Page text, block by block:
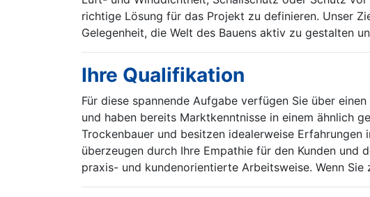
richtige Lösung für das Projekt zu definieren. Unser
Gelegenheit, die Welt des Bauens aktiv zu gestalten
Ihre Qualifikation
Für diese spannende Aufgabe verfügen Sie über
und haben bereits Marktkenntnisse in einem ähnlich
Trockenbauer und besitzen idealerweise
überzeugen durch Ihre Empathie für den Kunden und
praxis- und kundenorientierte Arbeitsweise. Wenn